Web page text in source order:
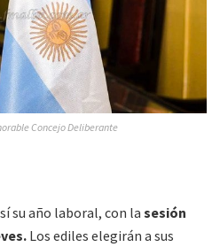
Concejo Deliberante
su año laboral, con la sesión
Los ediles elegirán a sus